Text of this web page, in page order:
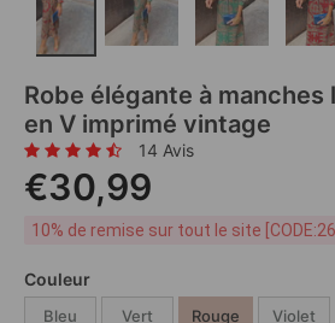
Robe élégante à
en V imprimé vintage
14 Avis
€30,99
10% de remise sur tout le site
Couleur
Bleu Vert Rouge Violet